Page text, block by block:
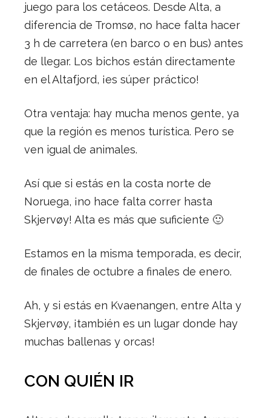
juego para los cetáceos. Desde Alta, a
diferencia de Tromsø, no hace falta hacer
3 h de carretera (en barco o en bus) antes
de llegar. Los bichos están directamente
en el Altafjord, ¡es súper práctico!
Otra ventaja: hay mucha menos gente, ya
que la región es menos turística. Pero se
ven igual de animales.
Así que si estás en la costa norte de
Noruega, ¡no hace falta correr hasta
Skjervøy! Alta es más que suficiente 🙂
Estamos en la misma temporada, es decir,
de finales de octubre a finales de enero.
Ah, y si estás en Kvaenangen, entre Alta y
Skjervøy, ¡también es un lugar donde hay
muchas ballenas y orcas!
CON QUIÉN IR